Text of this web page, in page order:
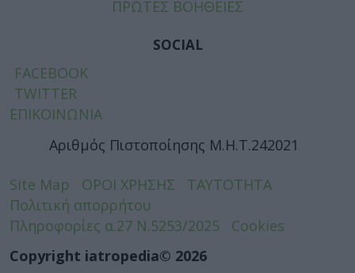
ΠΡΩΤΕΣ ΒΟΗΘΕΙΕΣ
SOCIAL
FACEBOOK
TWITTER
ΕΠΙΚΟΙΝΩΝΙΑ
Αριθμός Πιστοποίησης Μ.Η.Τ.242021
Site Map ΟΡΟΙ ΧΡΗΣΗΣ
ΤΑΥΤΟΤΗΤΑ
Πολιτική απορρήτου
Πληροφορίες α.27 Ν.5253/2025
Cookies
Copyright iatropedia© 2026